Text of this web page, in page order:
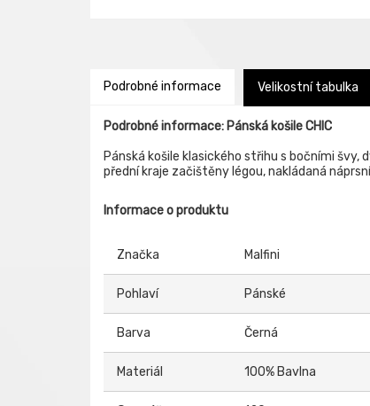
Podrobné informace Velikostní tabulka
Podrobné informace: Pánská košile CHIC
Pánská košile klasického střihu s bočními
přední kraje začištěny légou, nakládaná
Informace o produktu
Značka Malfini
Pohlaví Pánské
Barva Černá
Materiál 100% Bavlna